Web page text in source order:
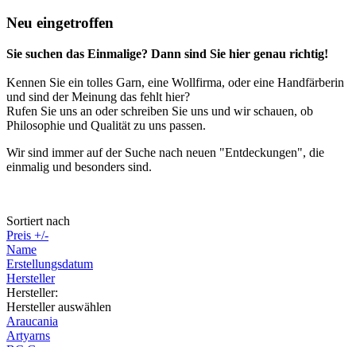
Neu eingetroffen
Sie suchen das Einmalige? Dann sind Sie hier genau richtig!
Kennen Sie ein tolles Garn, eine Wollfirma, oder eine Handfärberin
und sind der Meinung das fehlt hier?
Rufen Sie uns an oder schreiben Sie uns und wir schauen, ob
Philosophie und Qualität zu uns passen.
Wir sind immer auf der Suche nach neuen "Entdeckungen", die
einmalig und besonders sind.
Sortiert nach
Preis +/-
Name
Erstellungsdatum
Hersteller
Hersteller:
Hersteller auswählen
Araucania
Artyarns